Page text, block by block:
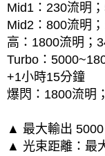
Mid1：230流明
Mid2：800流明
高：1800流明；
Turbo：
+1小時15分鐘
爆閃：1800流明
▲ 最大輸出 5000
▲ 光束距離：最